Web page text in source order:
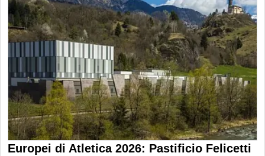
Europei di Atletica 2026: Pastificio Felicetti